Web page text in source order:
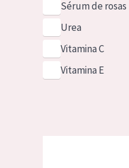
Sérum de rosas
Urea
Vitamina C
Vitamina E